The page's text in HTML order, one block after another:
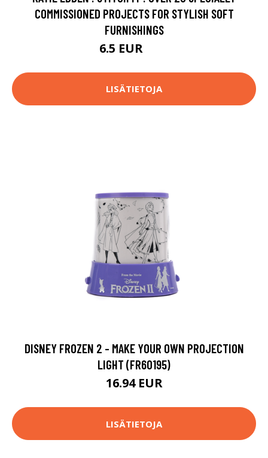
COMMISSIONED PROJECTS FOR STYLISH SOFT
FURNISHINGS
6.5 EUR
LISÄTIETOJA
DISNEY FROZEN 2 - MAKE YOUR OWN PROJECTION
LIGHT (FR60195)
16.94 EUR
LISÄTIETOJA